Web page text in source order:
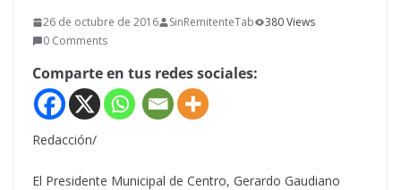
26 de octubre de 2016 SinRemitenteTab
380 Views
0 Comments
Comparte en tus redes sociales:
Redacción/
El Presidente Municipal de Centro, Gerardo Gaudiano